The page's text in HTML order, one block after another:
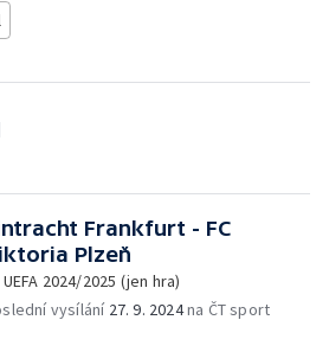
Frankfurt - FC
Plzeň
UEFA 2024/2025 (jen hra)
vysílání 27. 9. 2024na ČT sport